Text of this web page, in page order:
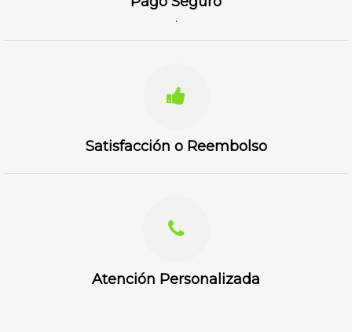
.
Satisfacción o Reembolso
Atención Personalizada